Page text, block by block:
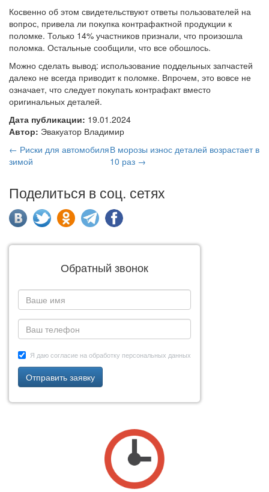
Косвенно об этом свидетельствуют ответы пользователей на
вопрос, привела ли покупка контрафактной продукции к
поломке. Только 14% участников признали, что произошла
поломка. Остальные сообщили, что все обошлось.
Можно сделать вывод: использование поддельных запчастей
далеко не всегда приводит к поломке. Впрочем, это вовсе не
означает, что следует покупать контрафакт вместо
оригинальных деталей.
Дата публикации: 19.01.2024
Автор: Эвакуатор Владимир
← Риски для автомобиля
зимой
В морозы износ деталей возрастает в
10 раз →
Поделиться в соц. сетях
Обратный звонок
Я даю согласие на обработку персональных данных
Отправить заявку